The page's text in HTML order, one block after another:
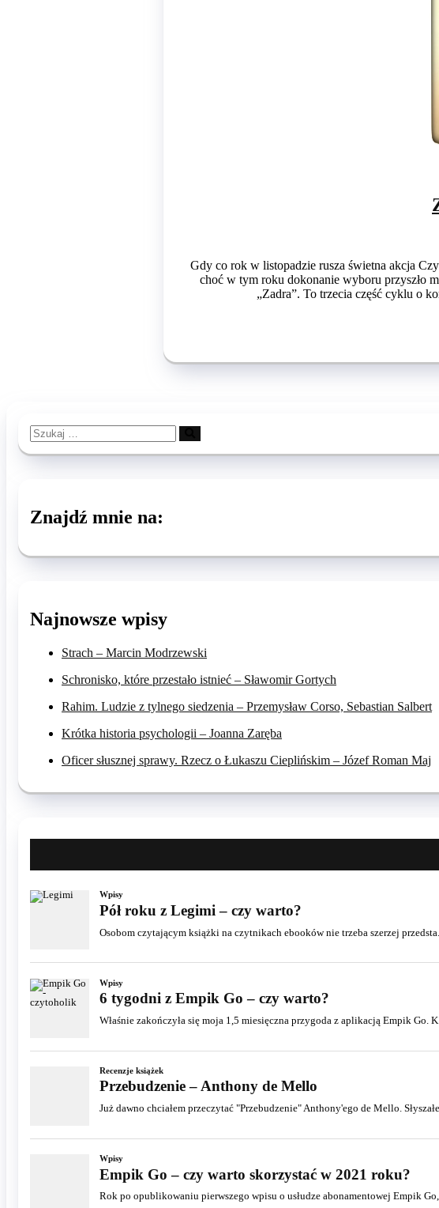
Gdy co rok w listopadzie rusza świetna akcja
choć w tym roku dokonanie wyboru przyszło
„Zadra”. To trzecia część cyklu o
Szukaj
…
Znajdź mnie na:
Najnowsze wpisy
Strach – Marcin Modrzewski
Schronisko, które przestało istnieć – Sławomir Gortych
Rahim. Ludzie z tylnego siedzenia – Przemysław Corso, Sebastian Salbert
Krótka historia psychologii – Joanna Zaręba
Oficer słusznej sprawy. Rzecz o Łukaszu Cieplińskim – Józef Roman Maj
Wpisy
Pół roku z Legimi – czy warto?
Osobom czytającym książki na czytnikach ebooków nie trzeba szerzej przedsta...
Wpisy
6 tygodni z Empik Go – czy warto?
Właśnie zakończyła się moja 1,5 miesięczna przygoda z aplikacją Empik Go.
Recenzje książek
Przebudzenie – Anthony de Mello
Już dawno chciałem przeczytać "Przebudzenie" Anthony'ego de Mello.
Wpisy
Empik Go – czy warto skorzystać w 2021 roku?
Rok po opublikowaniu pierwszego wpisu o usłudze abonamentowej Empik